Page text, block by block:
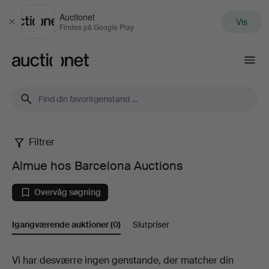
Luk
Auctionet
Findes på Google Play Vis
Almue
hos
Barcelona
Auctions
Filtrer
Almue hos Barcelona Auctions
Overvåg søgning
Igangværende auktioner(0) Slutpriser
Igangværende
Vi har desværre ingen genstande, der matcher din